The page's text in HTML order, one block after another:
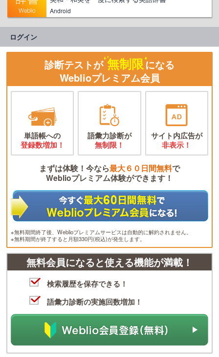
Android
ログイン
診断テストが 無制限になる
Weblioプレミアム会員
単語帳への
登録数増加！
語彙力診断が
無制限！
サイト内広告が
非表示！
まずは体験！今なら最大６０日間無料で
Weblioプレミアム体験ができます！
※無料期間終了後、Weblioプレミアムサービスは自動的に解約されません。
※無料期間が終了すると月額330円(税込)が発生します。
無料会員になると使える機能が満載！
検索履歴を保存できる！
語彙力診断の実施回数増加！